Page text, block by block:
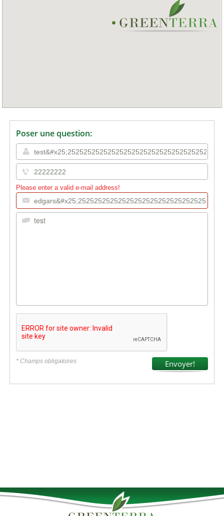
Poser une question:
Please enter a valid e-mail address!
* Champs obligatoires